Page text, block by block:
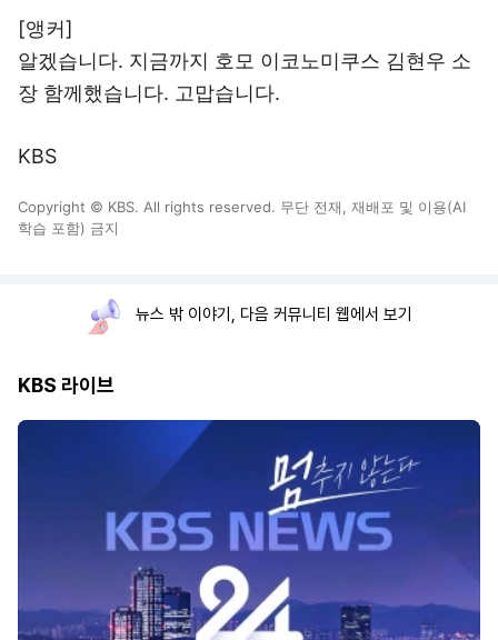
[앵커]
알겠습니다. 지금까지 호모 이코노미쿠스 김현우 소
장 함께했습니다. 고맙습니다.
KBS
Copyright © KBS. All rights reserved. 무단 전재, 재배포 및 이용(AI
학습 포함) 금지
뉴스 밖 이야기, 다음 커뮤니티 웹에서 보기
KBS 라이브